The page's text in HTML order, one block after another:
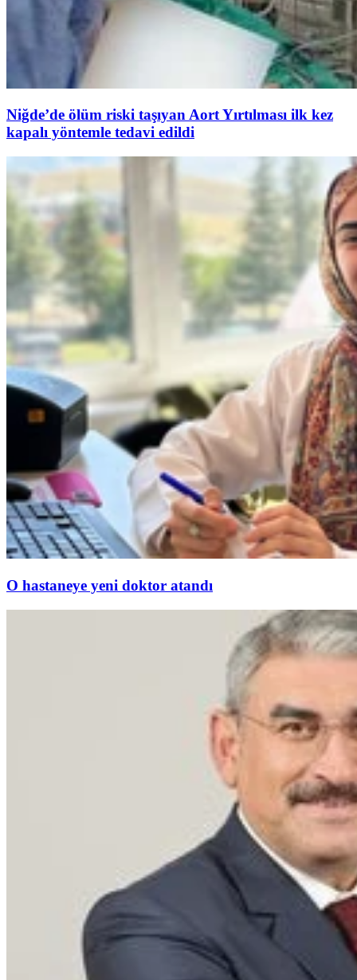
Niğde’de ölüm riski taşıyan Aort Yırtılması ilk kez
kapalı yöntemle tedavi edildi
O hastaneye yeni doktor atandı